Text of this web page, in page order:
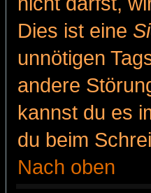
Dies ist eine
unnötigen
andere
kannst du es
du beim
Nach oben